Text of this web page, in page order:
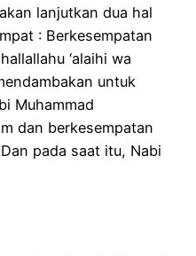
lanjutkan dua hal
: Berkesempatan
‘alaihi wa
untuk
Muhammad
dan berkesempatan
pada saat itu, Nabi